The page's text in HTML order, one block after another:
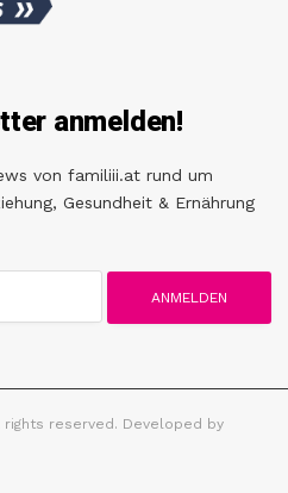
anmelden!
von familiii.at rund um
Gesundheit & Ernährung
rights reserved. Developed by